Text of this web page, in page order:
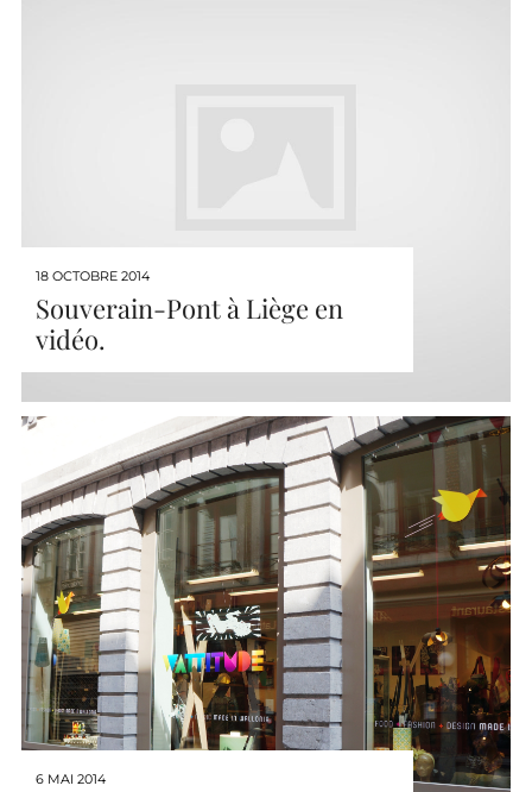
18 OCTOBRE 2014
Souverain-Pont à Liège en
vidéo.
6 MAI 2014